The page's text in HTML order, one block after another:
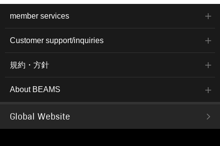
member services
Customer support/inquiries
規約・方針
About BEAMS
Global Website